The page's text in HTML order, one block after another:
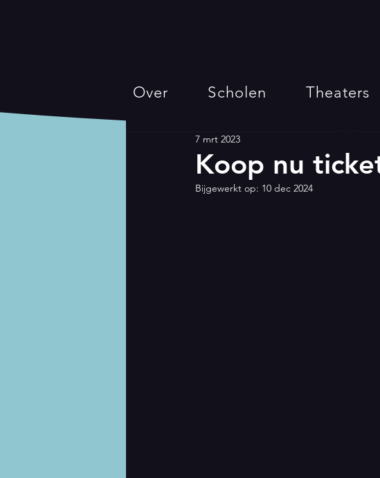
Over Scholen Theaters
Koop nu
7 mrt 2023
Bijgewerkt op: 10 dec 2024